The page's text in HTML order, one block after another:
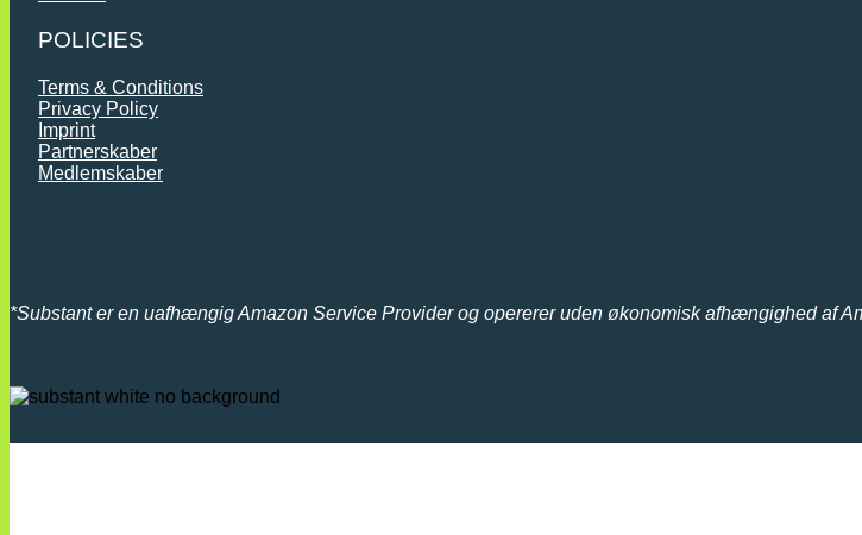
POLICIES
Terms & Conditions
Privacy Policy
Imprint
Partnerskaber
Medlemskaber
*Substant er en uafhængig Amazon Service Provider og opererer uden økonomisk afhængighed af